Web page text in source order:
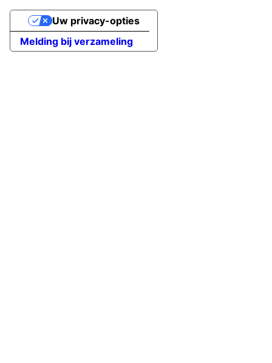
Melding bij verzameling
Uw privacy-opties